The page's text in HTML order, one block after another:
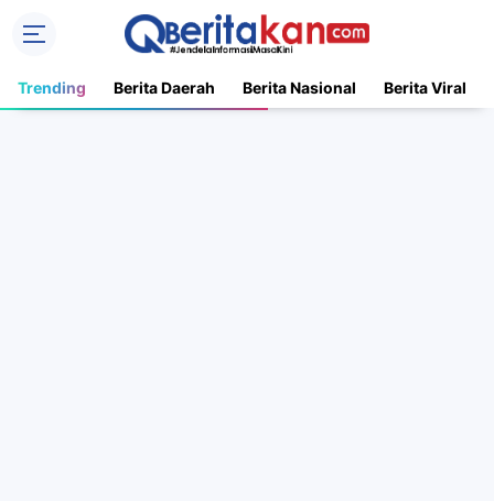
Trending Berita Daerah Berita Nasional Berita Viral